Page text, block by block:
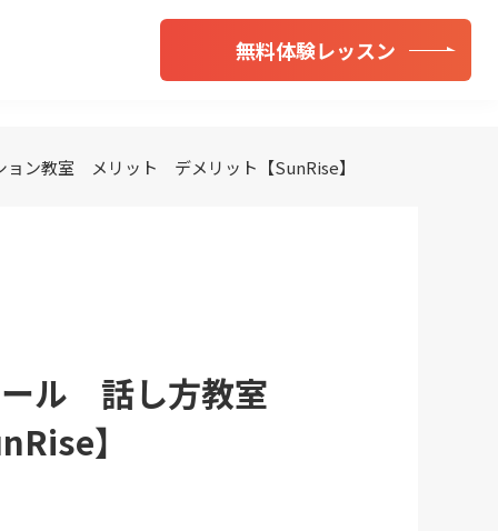
無料体験レッスン
ン教室 メリット デメリット【SunRise】
ール 話し方教室
】